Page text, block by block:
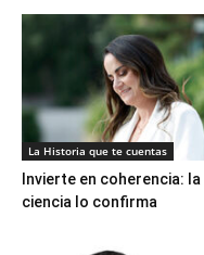
La Historia que te cuentas
Invierte en coherencia: la
ciencia lo confirma